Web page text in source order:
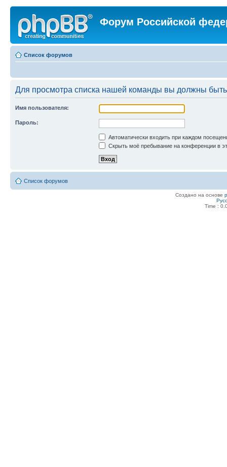
Форум Российской
Список форумов
Для просмотра списка нашей команды вы должны
Имя пользователя:
Пароль:
Автоматически входить при каждом
Скрыть моё пребывание на конференции в
Список форумов
Создано на основе
Time :